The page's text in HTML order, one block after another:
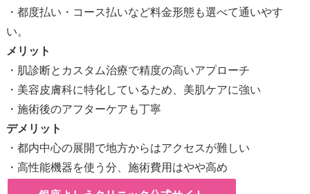
・都度払い・コース払いなど料金形態も選べて通いやす
い。
メリット
・肌診断とカスタム治療で精度の高いアプローチ
・美容皮膚科に特化しているため、美肌ケアに強い
・施術後のアフターケアも丁寧
デメリット
・都内中心の展開で地方からはアクセスが難しい
・高性能機器を使う分、施術費用はやや高め